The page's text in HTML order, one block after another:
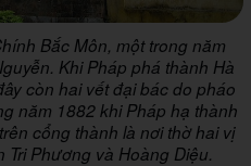
Bắc Môn, một trong năm
Khi Pháp phá thành Hà
còn hai vết đại bác do pháo
năm 1882 khi Pháp hạ thành
cổng thành là nơi thờ hai vị
Tri Phương và Hoàng Diệu.